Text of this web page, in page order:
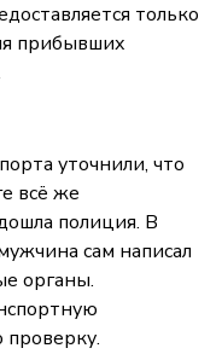
только
прибывших
уточнили, что
всё же
полиция. В
сам написал
органы.
проверку.